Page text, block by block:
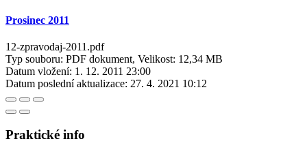
Prosinec 2011
12-zpravodaj-2011.pdf
Typ souboru: PDF dokument, Velikost: 12,34 MB
Datum vložení: 1. 12. 2011 23:00
Datum poslední aktualizace: 27. 4. 2021 10:12
Praktické info